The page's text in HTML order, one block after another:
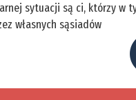
sytuacji są ci, którzy w
własnych sąsiadów